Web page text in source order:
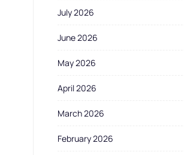
July 2026
June 2026
May 2026
April 2026
March 2026
February 2026